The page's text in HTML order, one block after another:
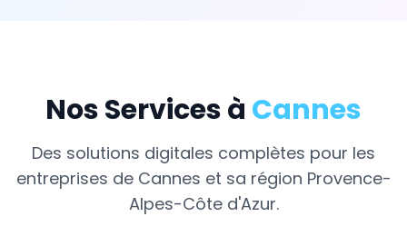
Nos Services à Cannes
Des solutions digitales complètes pour les
entreprises de Cannes et sa région Provence-
Alpes-Côte d'Azur.